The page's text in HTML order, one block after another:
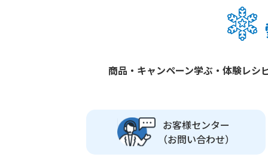
商品・キャンペーン学ぶ・体験レシ
お客様センター
（お問い合わせ）